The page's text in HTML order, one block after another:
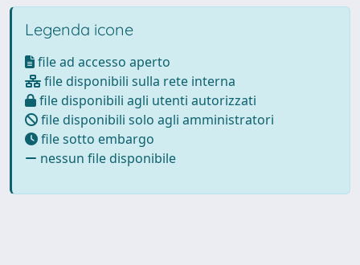
Legenda icone
file ad accesso aperto
file disponibili sulla rete interna
file disponibili agli utenti autorizzati
file disponibili solo agli amministratori
file sotto embargo
nessun file disponibile